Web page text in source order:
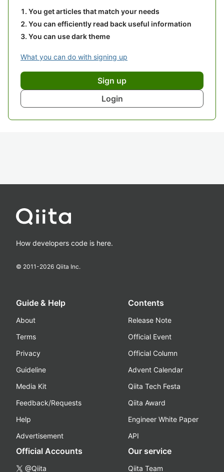
You get articles that match your needs
You can efficiently read back useful information
You can use dark theme
What you can do with signing up
Sign up
Login
How developers code is here.
© 2011-2026 Qiita Inc.
Guide & Help
About
Terms
Privacy
Guideline
Media Kit
Feedback/Requests
Help
Advertisement
Contents
Release Note
Official Event
Official Column
Advent Calendar
Qiita Tech Festa
Qiita Award
Engineer White Paper
API
Official Accounts
@Qiita
Our service
Qiita Team